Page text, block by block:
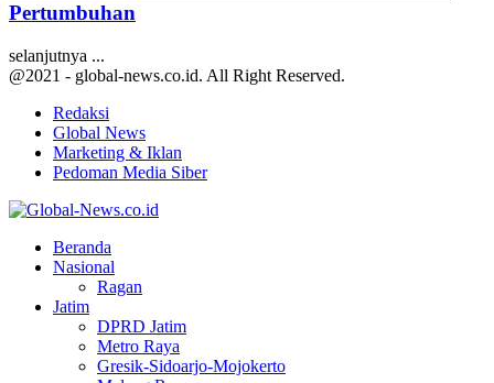
Pertumbuhan
selanjutnya ...
@2021 - global-news.co.id. All Right Reserved.
Redaksi
Global News
Marketing & Iklan
Pedoman Media Siber
Beranda
Nasional
Ragan
Jatim
DPRD Jatim
Metro Raya
Gresik-Sidoarjo-Mojokerto